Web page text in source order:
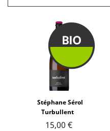
Stéphane Sérol
Turbullent
15,00 €